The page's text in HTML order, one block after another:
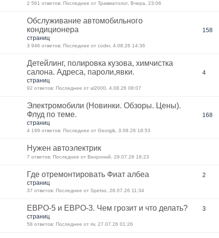
2 561 ответов: Последнее от Травматолог, Вчера, 23:06
Обслуживание автомобильного
кондиционера
158
страниц
3 946 ответов: Последнее от coder, 4.08.26 14:36
Детейлинг, полировка кузова, химчистка
салона. Адреса, пароли,явки.
4
страниц
92 ответов: Последнее от al2000, 4.08.26 08:07
Электромобили (Новинки. Обзоры. Цены).
Флуд по теме.
168
страниц
4 199 ответов: Последнее от Georgik, 3.08.26 18:53
Нужен автоэлектрик
7 ответов: Последнее от Вихроний, 29.07.26 18:23
Где отремонтировать Фиат албеа
2
страниц
37 ответов: Последнее от Spetso, 28.07.26 11:34
ЕВРО-5 и ЕВРО-3. Чем грозит и что делать?
3
страниц
58 ответов: Последнее от riv, 27.07.26 01:26